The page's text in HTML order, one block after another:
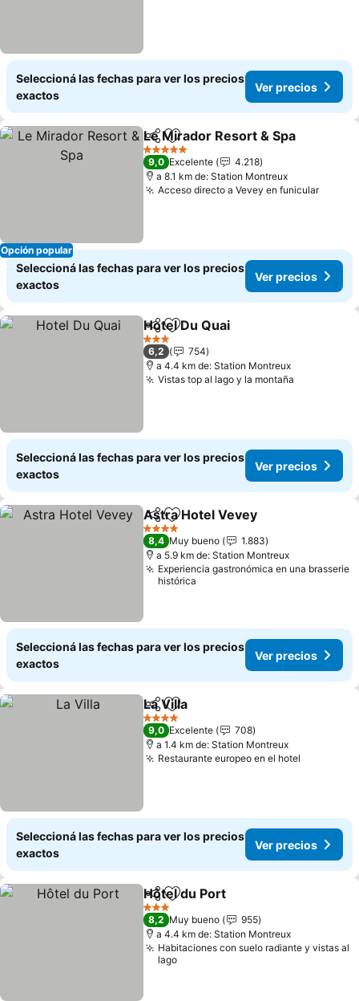
Seleccioná las fechas para ver los precios
exactos
Ver precios
Opción popular
CompartirAñadir a favoritos
Le Mirador Resort & Spa
5 Estrellas
9,0 Excelente
4.218
a 8.1 km de: Station Montreux
Acceso directo a Vevey en funicular
Seleccioná las fechas para ver los precios
exactos
Ver precios
CompartirAñadir a favoritos
Hotel Du Quai
3 Estrellas
6,2
754
a 4.4 km de: Station Montreux
Vistas top al lago y la montaña
Seleccioná las fechas para ver los precios
exactos
Ver precios
CompartirAñadir a favoritos
Astra Hotel Vevey
4 Estrellas
8,4 Muy bueno
1.883
a 5.9 km de: Station Montreux
Experiencia gastronómica en una brasserie
histórica
Seleccioná las fechas para ver los precios
exactos
Ver precios
CompartirAñadir a favoritos
La Villa
4 Estrellas
9,0 Excelente
708
a 1.4 km de: Station Montreux
Restaurante europeo en el hotel
Seleccioná las fechas para ver los precios
exactos
Ver precios
CompartirAñadir a favoritos
Hôtel du Port
3 Estrellas
8,2 Muy bueno
955
a 4.4 km de: Station Montreux
Habitaciones con suelo radiante y vistas al
lago